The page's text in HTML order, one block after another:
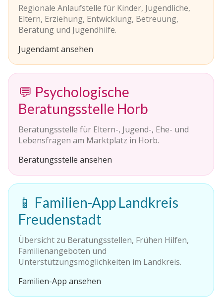
Regionale Anlaufstelle für Kinder, Jugendliche,
Eltern, Erziehung, Entwicklung, Betreuung,
Beratung und Jugendhilfe.
Jugendamt ansehen
💬 Psychologische
Beratungsstelle Horb
Beratungsstelle für Eltern-, Jugend-, Ehe- und
Lebensfragen am Marktplatz in Horb.
Beratungsstelle ansehen
📱 Familien-App Landkreis
Freudenstadt
Übersicht zu Beratungsstellen, Frühen Hilfen,
Familienangeboten und
Unterstützungsmöglichkeiten im Landkreis.
Familien-App ansehen